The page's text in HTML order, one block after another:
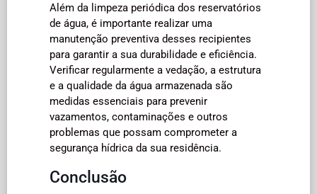
Além da limpeza periódica dos reservatórios
de água, é importante realizar uma
manutenção preventiva desses recipientes
para garantir a sua durabilidade e eficiência.
Verificar regularmente a vedação, a estrutura
e a qualidade da água armazenada são
medidas essenciais para prevenir
vazamentos, contaminações e outros
problemas que possam comprometer a
segurança hídrica da sua residência.
Conclusão